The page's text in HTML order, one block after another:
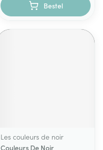
Bestel
Les couleurs de noir
Couleurs De Noir